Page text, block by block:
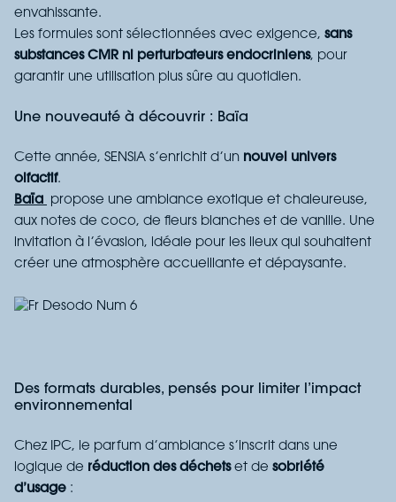
envahissante.
Les formules sont sélectionnées avec exigence, sans
substances CMR ni perturbateurs endocriniens, pour
garantir une utilisation plus sûre au quotidien.
Une nouveauté à découvrir : Baïa
Cette année, SENSIA s’enrichit d’un nouvel univers
olfactif.
Baïa
propose une ambiance exotique et chaleureuse,
aux notes de coco, de fleurs blanches et de vanille. Une
invitation à l’évasion, idéale pour les lieux qui souhaitent
créer une atmosphère accueillante et dépaysante.
Des formats durables, pensés pour limiter l’impact
environnemental
Chez IPC, le parfum d’ambiance s’inscrit dans une
logique de réduction des déchetset de sobriété
d’usage :